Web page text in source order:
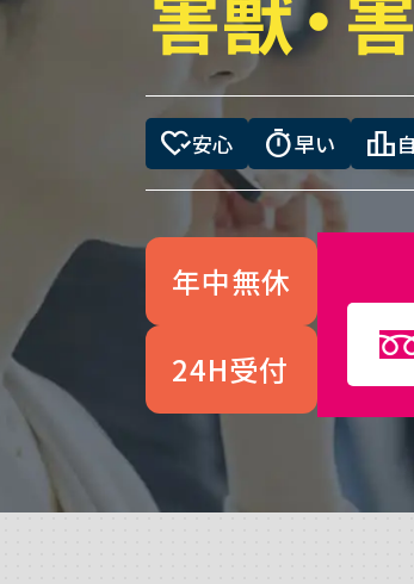
heart_check安心 timer早い leaderboard
年中無休
24H受付